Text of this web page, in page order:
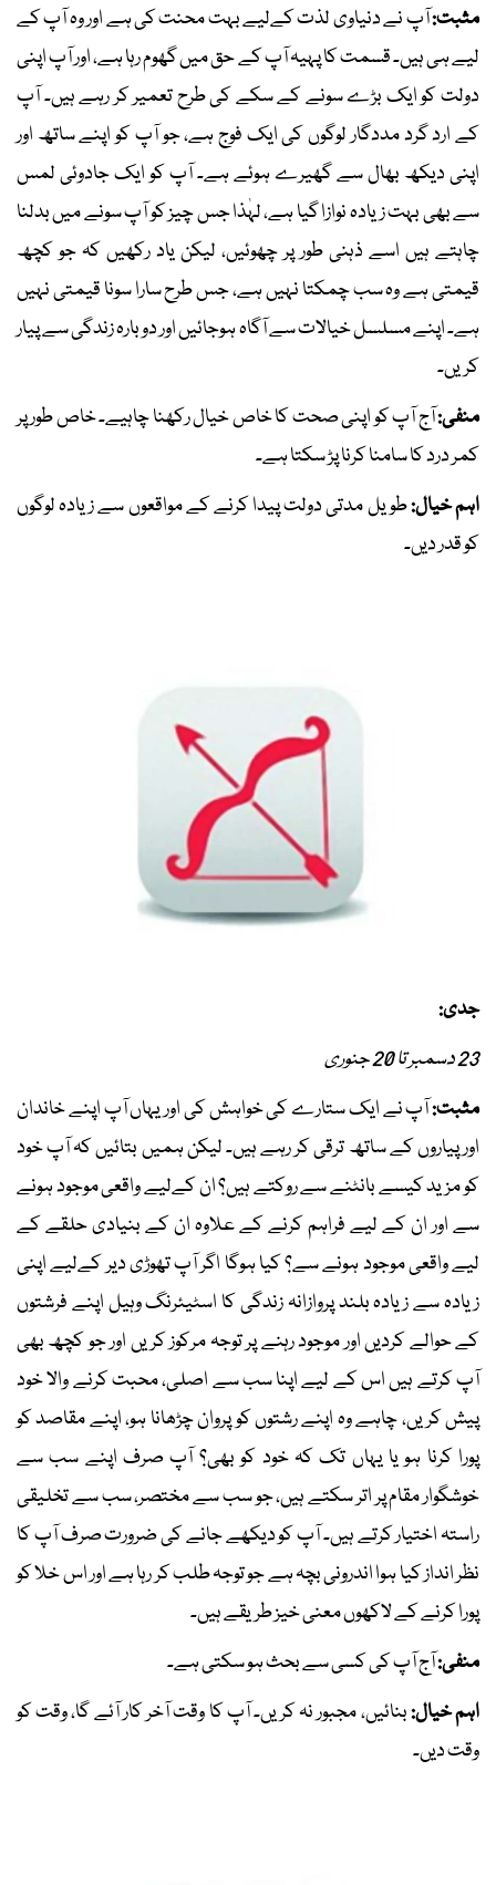
مثبت:آپ نے دنیاوی لذت کےلیے بہت محنت کی ہے اور وہ آپ کے
لیے ہی ہیں۔ قسمت کا پہیہ آپ کے حق میں گھوم رہا ہے، اور آپ اپنی
دولت کو ایک بڑے سونے کے سکے کی طرح تعمیر کر رہے ہیں۔ آپ
کے ارد گرد مددگار لوگوں کی ایک فوج ہے، جو آپ کو اپنے ساتھ اور
اپنی دیکھ بھال سے گھیرے ہوئے ہے۔ آپ کو ایک جادوئی لمس
سے بھی بہت زیادہ نوازا گیا ہے، لہٰذا جس چیز کو آپ سونے میں بدلنا
چاہتے ہیں اسے ذہنی طور پر چھوئیں، لیکن یاد رکھیں کہ جو کچھ
قیمتی ہے وہ سب چمکتا نہیں ہے، جس طرح سارا سونا قیمتی نہیں
ہے۔ اپنے مسلسل خیالات سے آگاہ ہوجائیں اور دوبارہ زندگی سے پیار
کریں۔
منفی:آج آپ کو اپنی صحت کا خاص خیال رکھنا چاہیے۔ خاص طور پر
کمر درد کا سامنا کرنا پڑ سکتا ہے۔
اہم خیال:طویل مدتی دولت پیدا کرنے کے مواقعوں سے زیادہ لوگوں
کو قدر دیں۔
جدی:
23 دسمبر تا 20 جنوری
مثبت:آپ نے ایک ستارے کی خواہش کی اور یہاں آپ اپنے خاندان
اور پیاروں کے ساتھ ترقی کر رہے ہیں۔ لیکن ہمیں بتائیں کہ آپ خود
کو مزید کیسے بانٹنے سے روکتے ہیں؟ ان کےلیے واقعی موجود ہونے
سے اور ان کے لیے فراہم کرنے کے علاوہ ان کے بنیادی حلقے کے
لیے واقعی موجود ہونے سے؟ کیا ہوگا اگر آپ تھوڑی دیر کےلیے اپنی
زیادہ سے زیادہ بلند پروازانہ زندگی کا اسٹیئرنگ وہیل اپنے فرشتوں
کے حوالے کردیں اور موجود رہنے پر توجہ مرکوز کریں اور جو کچھ بھی
آپ کرتے ہیں اس کے لیے اپنا سب سے اصلی، محبت کرنے والا خود
پیش کریں، چاہے وہ اپنے رشتوں کو پروان چڑھانا ہو، اپنے مقاصد کو
پورا کرنا ہو یا یہاں تک کہ خود کو بھی؟ آپ صرف اپنے سب سے
خوشگوار مقام پر اتر سکتے ہیں، جو سب سے مختصر، سب سے تخلیقی
راستہ اختیار کرتے ہیں۔ آپ کو دیکھے جانے کی ضرورت صرف آپ کا
نظر انداز کیا ہوا اندرونی بچہ ہے جو توجہ طلب کر رہا ہے اور اس خلا کو
پورا کرنے کے لاکھوں معنی خیز طریقے ہیں۔
منفی:آج آپ کی کسی سے بحث ہو سکتی ہے۔
اہم خیال:بنائیں، مجبور نہ کریں۔ آپ کا وقت آخر کار آئے گا، وقت کو
وقت دیں۔